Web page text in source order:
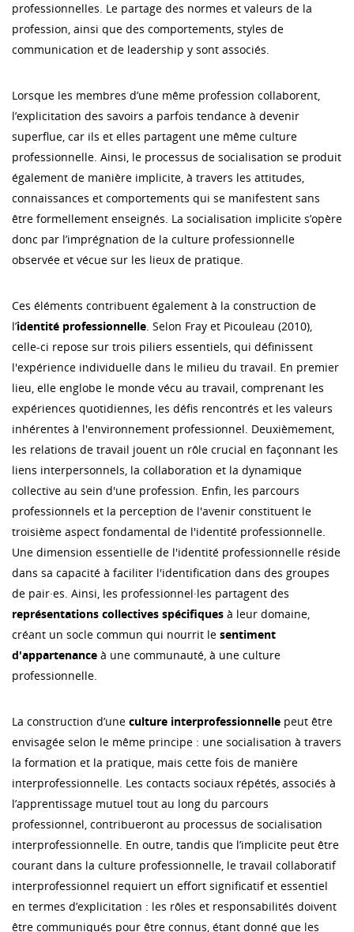
professionnelles. Le partage des normes et valeurs de la
profession, ainsi que des comportements, styles de
communication et de leadership y sont associés.
Lorsque les membres d’une même profession collaborent,
l’explicitation des savoirs a parfois tendance à devenir
superflue, car ils et elles partagent une même culture
professionnelle. Ainsi, le processus de socialisation se produit
également de manière implicite, à travers les attitudes,
connaissances et comportements qui se manifestent sans
être formellement enseignés. La socialisation implicite s’opère
donc par l’imprégnation de la culture professionnelle
observée et vécue sur les lieux de pratique.
Ces éléments contribuent également à la construction de
l’identité professionnelle. Selon Fray et Picouleau (2010),
celle-ci repose sur trois piliers essentiels, qui définissent
l'expérience individuelle dans le milieu du travail. En premier
lieu, elle englobe le monde vécu au travail, comprenant les
expériences quotidiennes, les défis rencontrés et les valeurs
inhérentes à l'environnement professionnel. Deuxièmement,
les relations de travail jouent un rôle crucial en façonnant les
liens interpersonnels, la collaboration et la dynamique
collective au sein d'une profession. Enfin, les parcours
professionnels et la perception de l'avenir constituent le
troisième aspect fondamental de l'identité professionnelle.
Une dimension essentielle de l'identité professionnelle réside
dans sa capacité à faciliter l'identification dans des groupes
de pair·es. Ainsi, les professionnel·les partagent des
représentations collectives spécifiques à leur domaine,
créant un socle commun qui nourrit le sentiment
d'appartenance à une communauté, à une culture
professionnelle.
La construction d’une culture interprofessionnelle peut être
envisagée selon le même principe : une socialisation à travers
la formation et la pratique, mais cette fois de manière
interprofessionnelle. Les contacts sociaux répétés, associés à
l’apprentissage mutuel tout au long du parcours
professionnel, contribueront au processus de socialisation
interprofessionnelle. En outre, tandis que l’implicite peut être
courant dans la culture professionnelle, le travail collaboratif
interprofessionnel requiert un effort significatif et essentiel
en termes d’explicitation : les rôles et responsabilités doivent
être communiqués pour être connus, étant donné que les